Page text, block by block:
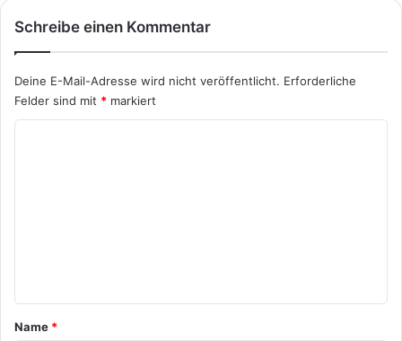
Schreibe einen Kommentar
Deine E-Mail-Adresse wird nicht veröffentlicht. Erforderliche
Felder sind mit * markiert
a
Name *